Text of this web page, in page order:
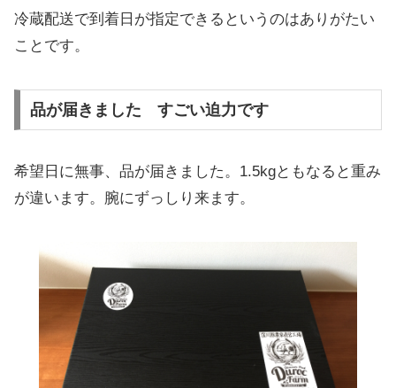
冷蔵配送で到着日が指定できるというのはありがたい
ことです。
品が届きました すごい迫力です
希望日に無事、品が届きました。1.5kgともなると重み
が違います。腕にずっしり来ます。